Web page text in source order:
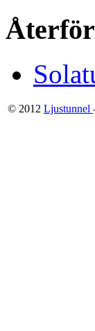
© 2012 Ljustunnel